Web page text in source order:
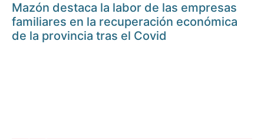
Mazón destaca la labor de las empresas
familiares en la recuperación económica
de la provincia tras el Covid